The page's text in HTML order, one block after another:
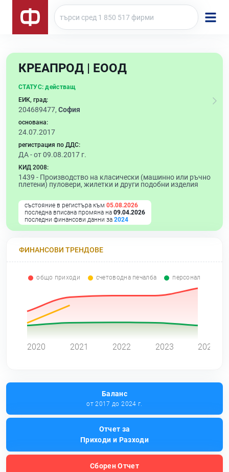
КРЕАПРОД | ЕООД
СТАТУС: действащ
ЕИК, град:
204689477, София
основана:
24.07.2017
регистрация по ДДС:
ДА - от 09.08.2017 г.
КИД 2008:
1439 - Производство на класически (машинно или ръчно
плетени) пуловери, жилетки и други подобни изделия
състояние в регистъра към 05.08.2026
последна вписана промяна на 09.04.2026
последни финансови данни за 2024
ФИНАНСОВИ ТРЕНДОВЕ
общо приходи счетоводна печалба персонал
2020 2021 2022 2023 2024
Баланс
от 2017 до 2024 г.
Отчет за
Приходи и Разходи
Сборен Отчет